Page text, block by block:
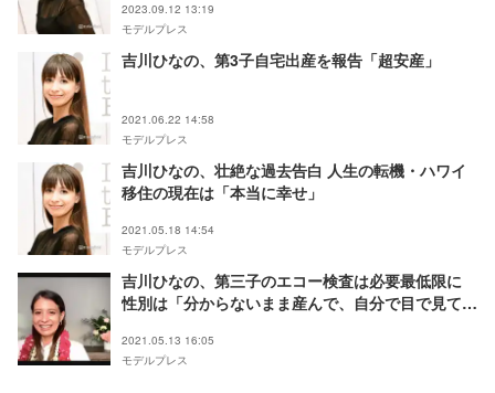
2023.09.12 13:19
モデルプレス
吉川ひなの、第3子自宅出産を報告「超安産」
2021.06.22 14:58
モデルプレス
吉川ひなの、壮絶な過去告白 人生の転機・ハワイ
移住の現在は「本当に幸せ」
2021.05.18 14:54
モデルプレス
吉川ひなの、第三子のエコー検査は必要最低限に
性別は「分からないまま産んで、自分で目で見て確
2021.05.13 16:05
モデルプレス